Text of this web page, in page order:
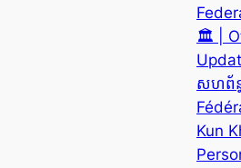
🏛️ |
សហព័ន្ធ
Kun